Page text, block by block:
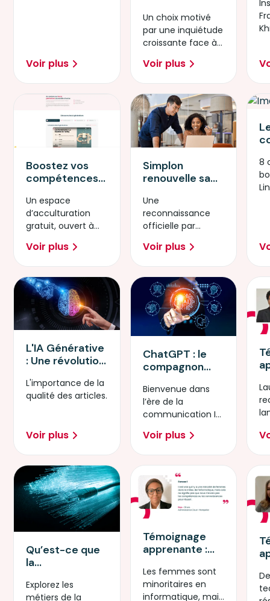
Voir plus
plonger dans
une formation
de cinq jours
sur
l’intelligence
artificielle.
Un choix motivé
par une inquiétude
croissante face à
rapide de ces
technologies.
Voir plus
Boostez vos
compétences
Générative
Un espace
d’acculturation
gratuit, ouvert à
Voir plus
Simplon
renouvelle sa
"Mobiliser les
compétences
informatiques
fondamentales"
Une
reconnaissance
officielle par
Compétences.
Voir plus
8
L'IA Générative
: Une révolution
du numérique
L'importance de la
qualité des articles.
Voir plus
ChatGPT : le
compagnon
l'ère de l'IA
Bienvenue dans
l’ère de la
communication IA,
révolutionne nos
interactions au
quotidien.
Voir plus
Qu’est-ce que
la
Explorez les
métiers de la
Témoignage
apprenante :
Cloud Ecole
Cloud
Les femmes sont
minoritaires en
informatique, mais